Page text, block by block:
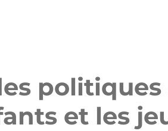
et les